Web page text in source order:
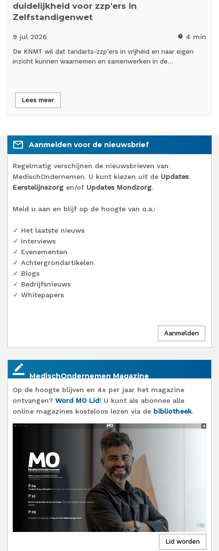
duidelijkheid voor zzp'ers in
Zelfstandigenwet
9 jul 2026 timer 4 min
De KNMT wil dat tandarts-zzp'ers in vrijheid en naar eigen
inzicht kunnen waarnemen en samenwerken in de…
Lees meer
mail_outline Aanmelden voor de nieuwsbrief
Regelmatig verschijnen de nieuwsbrieven van
MedischOndernemen. U kunt kiezen uit de Updates
Eerstelijnszorg en/of Updates Mondzorg.
Meld u aan en blijf op de hoogte van o.a.:
✓ Het laatste nieuws
✓ Interviews
✓ Evenementen
✓ Achtergrondartikelen
✓ Blogs
✓ Bedrijfsnieuws
✓ Whitepapers
border_color
MedischOndernemen Magazine
Op de hoogte blijven en 4x per jaar het magazine
ontvangen? Word MO Lid! U kunt als abonnee alle
online magazines kosteloos lezen via de bibliotheek.